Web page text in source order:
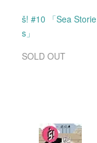
š! #10 「Sea Storie
s」
SOLD OUT